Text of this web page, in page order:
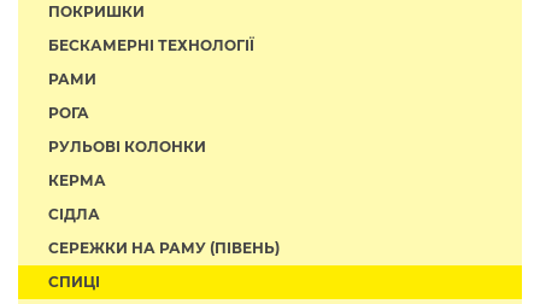
ПОКРИШКИ
БЕСКАМЕРНІ ТЕХНОЛОГІЇ
РАМИ
РОГА
РУЛЬОВІ КОЛОНКИ
КЕРМА
СІДЛА
СЕРЕЖКИ НА РАМУ (ПІВЕНЬ)
СПИЦІ